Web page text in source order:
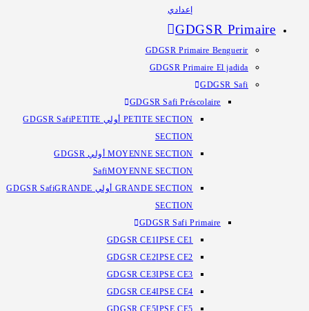
إعدادي
GDGSR Primaire
GDGSR Primaire Benguerir
GDGSR Primaire El jadida
GDGSR Safi
GDGSR Safi Préscolaire
PETITE SECTION أولي GDGSR Safi
PETITE
SECTION
MOYENNE SECTION أولي GDGSR
SafiMOYENNE SECTION
GRANDE SECTION أولي GDGSR Safi
GRANDE
SECTION
GDGSR Safi Primaire
GDGSR CE1IPSE CE1
GDGSR CE2IPSE CE2
GDGSR CE3IPSE CE3
GDGSR CE4IPSE CE4
GDGSR CE5IPSE CE5